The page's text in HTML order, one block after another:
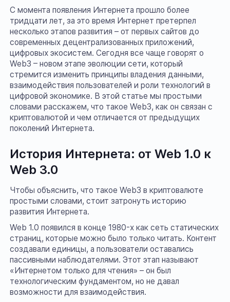
С момента появления Интернета прошло более
тридцати лет, за это время Интернет претерпел
несколько этапов развития – от первых сайтов до
современных децентрализованных приложений,
цифровых экосистем. Сегодня все чаще говорят о
Web3 – новом этапе эволюции сети, который
стремится изменить принципы владения данными,
взаимодействия пользователей и роли технологий в
цифровой экономике. В этой статье мы простыми
словами расскажем, что такое Web3, как он связан с
криптовалютой и чем отличается от предыдущих
поколений Интернета.
История Интернета: от Web 1.0 к
Web 3.0
Чтобы объяснить, что такое Web3 в криптовалюте
простыми словами, стоит затронуть историю
развития Интернета.
Web 1.0 появился в конце 1980-х как сеть статических
страниц, которые можно было только читать. Контент
создавали единицы, а пользователи оставались
пассивными наблюдателями. Этот этап называют
«Интернетом только для чтения» – он был
технологическим фундаментом, но не давал
возможности для взаимодействия.